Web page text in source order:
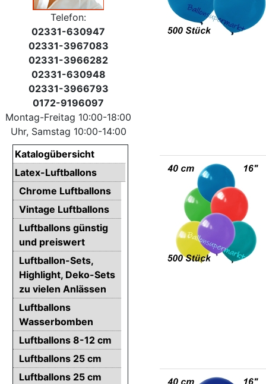
Telefon:
02331-630947
02331-3967083
02331-3966282
02331-630948
02331-3966793
0172-9196097
Montag-Freitag 10:00-18:00
Uhr, Samstag 10:00-14:00
Katalogübersicht
Latex-Luftballons
Chrome Luftballons
Vintage Luftballons
Luftballons günstig
und preiswert
Luftballon-Sets,
Highlight, Deko-Sets
zu vielen Anlässen
Luftballons
Wasserbomben
Luftballons 8-12 cm
Luftballons 25 cm
Luftballons 25 cm